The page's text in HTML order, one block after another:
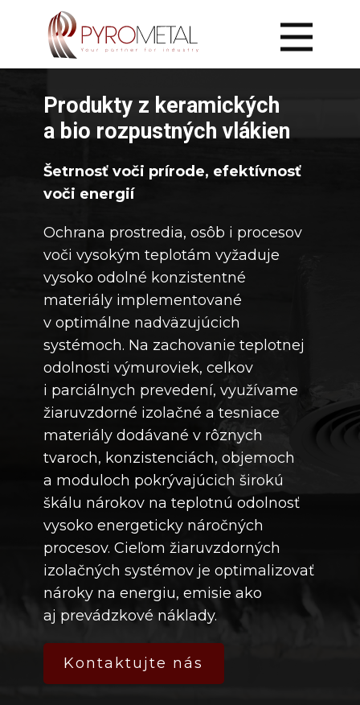
Domov
Suroviny
Izolácie
Laserové rezanie
Stavebná činnosť
Kontaktovať
Produkty z keramických
a bio rozpustných vlákien
Šetrnosť voči prírode, efektívnosť
voči energií
Ochrana prostredia, osôb i procesov
voči vysokým teplotám vyžaduje
vysoko odolné konzistentné
materiály implementované
v optimálne nadväzujúcich
systémoch. Na zachovanie teplotnej
odolnosti výmuroviek, celkov
i parciálnych prevedení, využívame
žiaruvzdorné izolačné a tesniace
materiály dodávané v rôznych
tvaroch, konzistenciách, objemoch
a moduloch pokrývajúcich širokú
škálu nárokov na teplotnú odolnosť
vysoko energeticky náročných
procesov. Cieľom žiaruvzdorných
izolačných systémov je optimalizovať
nároky na energiu, emisie ako
aj prevádzkové náklady.
Kontaktujte nás
Domov
Služby
Suroviny
Izolácie
Laserové rezanie
Stavebná činnosť
Kontakt